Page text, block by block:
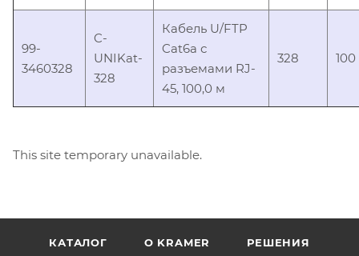
99-
3460328
C-
UNIKat-
328
Кабель U/FTP
Cat6a с
разъемами RJ-
45, 100,0 м
328 100
This site temporary unavailable.
КАТАЛОГ O KRAMER РЕШЕНИЯ